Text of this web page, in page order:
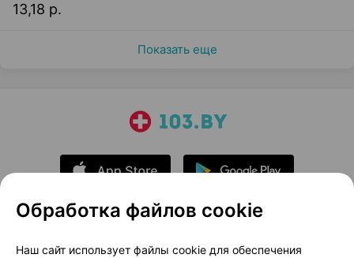
13,18 р.
Показать еще
О проекте
Новости проекта
Обработка файлов cookie
Наш сайт использует файлы cookie для обеспечения